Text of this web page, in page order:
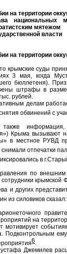
на территории
национальных
мятежом
власти
на территории
крымские суды
3 мая, когда
бюллетеня).
штрафы в
рублей.
делам
обвинений с
также
Крыма вызывают
в местное РУВД
отпечатки
в
по
крымской
и других
из силовиков
на
мотивирует
Подконтрольным
6.
Джемилев